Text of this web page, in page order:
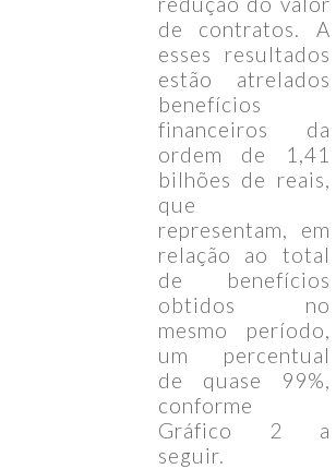
de contratos. A
esses resultados
estão atrelados
benefícios
financeiros da
ordem de 1,41
bilhões de reais,
que
representam, em
relação ao total
de benefícios
obtidos no
mesmo período,
um percentual
de quase 99%,
conforme
Gráfico 2 a
seguir.